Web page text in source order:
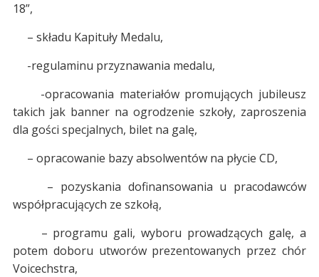
18”,
– składu Kapituły Medalu,
-regulaminu przyznawania medalu,
-opracowania materiałów promujących jubileusz
takich jak banner na ogrodzenie szkoły, zaproszenia
dla gości specjalnych, bilet na galę,
– opracowanie bazy absolwentów na płycie CD,
– pozyskania dofinansowania u pracodawców
współpracujących ze szkołą,
– programu gali, wyboru prowadzących galę, a
potem doboru utworów prezentowanych przez chór
Voicechstra,